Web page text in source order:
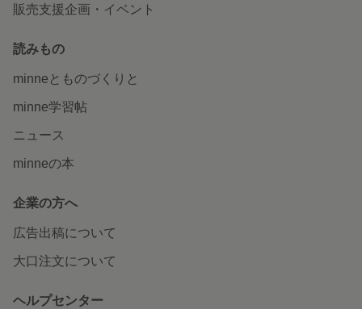
販売支援企画・イベント
読みもの
minneとものづくりと
minne学習帖
ニュース
minneの本
企業の方へ
広告出稿について
大口注文について
ヘルプセンター